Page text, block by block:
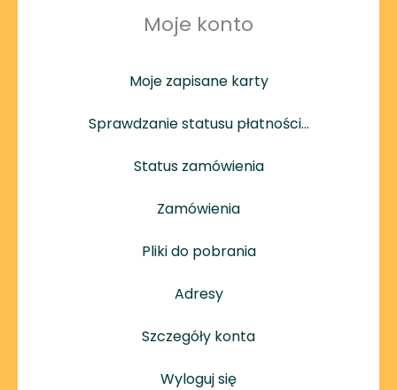
Moje konto
Moje zapisane karty
Sprawdzanie statusu płatności…
Status zamówienia
Zamówienia
Pliki do pobrania
Adresy
Szczegóły konta
Wyloguj się